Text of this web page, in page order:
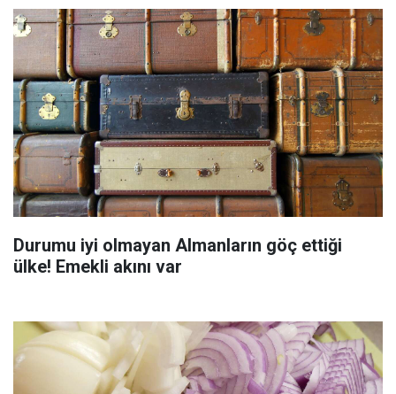
Durumu iyi olmayan Almanların göç ettiği
ülke! Emekli akını var